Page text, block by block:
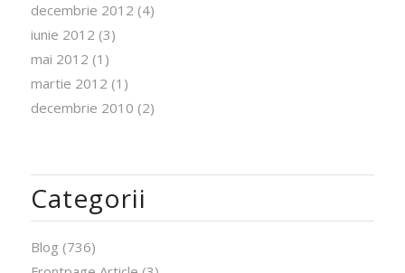
decembrie 2012 (4)
iunie 2012 (3)
mai 2012 (1)
martie 2012 (1)
decembrie 2010 (2)
Categorii
Blog (736)